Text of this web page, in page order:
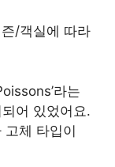
/객실에 따라
라는
어 있었어요.
고체 타입이